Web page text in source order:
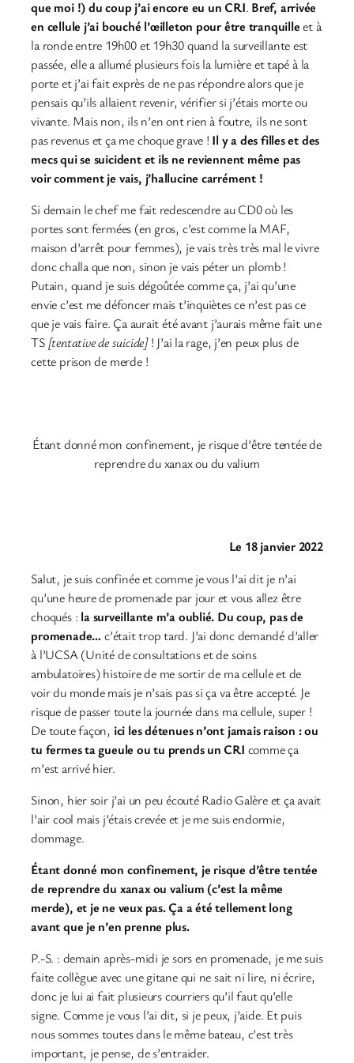
que moi !) du coup j’ai encore eu un CRI. Bref, arrivée
en cellule j’ai bouché l’œilleton pour être tranquilleet à
la ronde entre 19h00 et 19h30 quand la surveillante est
passée, elle a allumé plusieurs fois la lumière et tapé à la
porte et j’ai fait exprès de ne pas répondre alors que je
pensais qu’ils allaient revenir, vérifier si j’étais morte ou
vivante. Mais non, ils n’en ont rien à foutre, ils ne sont
pas revenus et ça me choque grave ! Il y a des filles et des
mecs qui se suicident et ils ne reviennent même pas
voir comment je vais, j’hallucine carrément !
Si demain le chef me fait redescendre au CD0 où les
portes sont fermées (en gros, c’est comme la MAF,
maison d’arrêt pour femmes), je vais très très mal le vivre
donc challa que non, sinon je vais péter un plomb !
Putain, quand je suis dégoûtée comme ça, j’ai qu’une
envie c’est me défoncer mais t’inquiètes ce n’est pas ce
que je vais faire. Ça aurait été avant j’aurais même fait une
TS [tentative de suicide]! J’ai la rage, j’en peux plus de
cette prison de merde !
Étant donné mon confinement, je risque d’être tentée de
reprendre du xanax ou du valium
Le 18 janvier 2022
Salut, je suis confinée et comme je vous l’ai dit je n’ai
qu’une heure de promenade par jour et vous allez être
choqués : la surveillante m’a oublié. Du coup, pas de
promenade… c’était trop tard. J’ai donc demandé d’aller
à l’UCSA (Unité de consultations et de soins
ambulatoires) histoire de me sortir de ma cellule et de
voir du monde mais je n’sais pas si ça va être accepté. Je
risque de passer toute la journée dans ma cellule, super !
De toute façon, ici les détenues n’ont jamais raison : ou
tu fermes ta gueule ou tu prends un CRI comme ça
m’est arrivé hier.
Sinon, hier soir j’ai un peu écouté Radio Galère et ça avait
l’air cool mais j’étais crevée et je me suis endormie,
dommage.
Étant donné mon confinement, je risque d’être tentée
de reprendre du xanax ou valium (c’est la même
merde), et je ne veux pas. Ça a été tellement long
avant que je n’en prenne plus.
P.-S. : demain après-midi je sors en promenade, je me suis
faite collègue avec une gitane qui ne sait ni lire, ni écrire,
donc je lui ai fait plusieurs courriers qu’il faut qu’elle
signe. Comme je vous l’ai dit, si je peux, j’aide. Et puis
nous sommes toutes dans le même bateau, c’est très
important, je pense, de s’entraider.